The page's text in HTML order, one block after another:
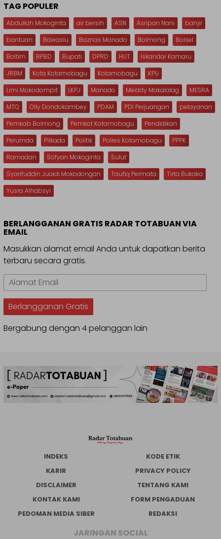
TAG POPULER
Abdullah Mokoginta air bersih ASN Asripan Nani
banjir
bantuan
Bawaslu Baznas Manado Bolmong
Bolsel
Boltim
BPBD Bupati DPRD HUT
Iskandar Kamaru
JRBM
Kota Kotamobagu Kotamobagu
KPU
Limi Mokodompit
LKPJ Manado Meiddy Makalalag
MESRA
MTQ
Olly Dondokambey PDAM PDI Perjuangan
pelayanan
Pemkab Bolmong
Pemkot Kotamobagu
Pendidikan
Perumda
Pilkada Politik Polres Kotamobagu
PPPK
Ramadan
Sofyan Mokoginta
Sulut
Syarifuddin Juaidi Mokodongan
Taufiq Permata
Tirta Bukaka
Yusra Alhabsyi
BERLANGGANAN GRATIS RADAR TOTABUAN VIA
EMAIL
Masukkan alamat email Anda untuk dapatkan berita
terbaru secara gratis.
Alamat
Email
Berlangganan Gratis
Bergabung dengan 4 pelanggan lain
INDEKS
KODE ETIK
KARIR
PRIVACY POLICY
DISCLAIMER
TENTANG KAMI
KONTAK KAMI
FORM PENGADUAN
PEDOMAN MEDIA SIBER
REDAKSI
JARINGAN SOCIAL